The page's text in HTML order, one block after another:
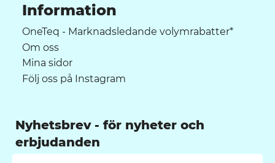
Information
OneTeq - Marknadsledande volymrabatter*
Om oss
Mina sidor
Följ oss på Instagram
Nyhetsbrev